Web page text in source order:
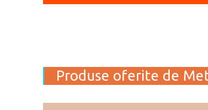
Produse oferite de